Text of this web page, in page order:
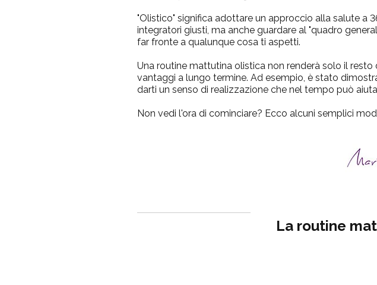
"Olistico" significa adottare un approccio alla salute a
integratori giusti, ma anche guardare al "quadro
far fronte a qualunque cosa ti aspetti.
Una routine mattutina olistica non renderà solo il
vantaggi a lungo termine. Ad esempio, è stato
darti un senso di realizzazione che nel tempo può
Non vedi l'ora di cominciare? Ecco alcuni semplici
La routine